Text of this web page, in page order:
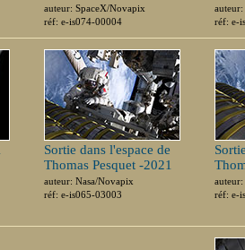
auteur: SpaceX/Novapix
réf: e-is074-00004
réf: e-
Sortie dans l'espace de
Thomas Pesquet -2021
auteur: Nasa/Novapix
réf: e-is065-03003
réf: e-